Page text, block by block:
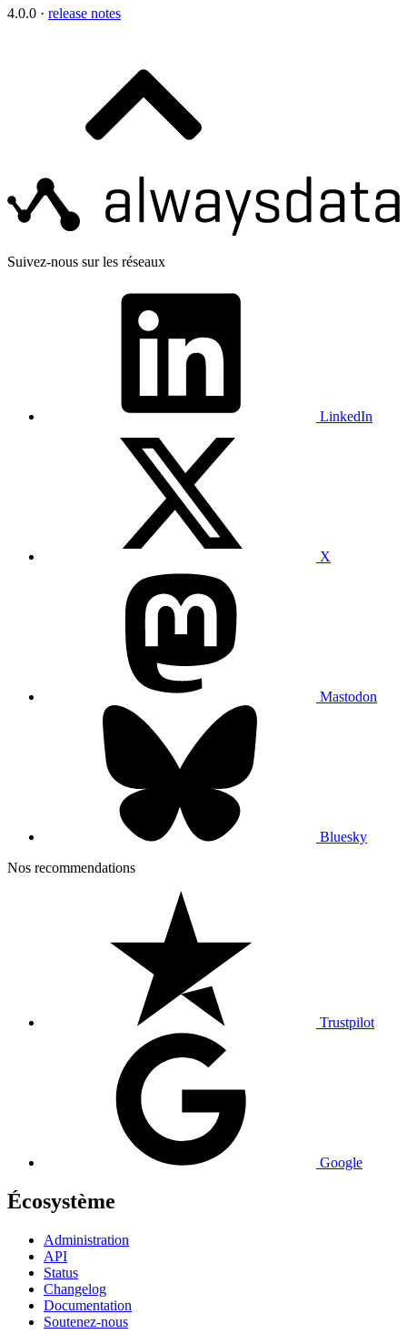
4.0.0 · release notes
Suivez-nous sur les réseaux
LinkedIn
X
Mastodon
Bluesky
Nos recommendations
Trustpilot
Google
Écosystème
Administration
API
Status
Changelog
Documentation
Soutenez-nous